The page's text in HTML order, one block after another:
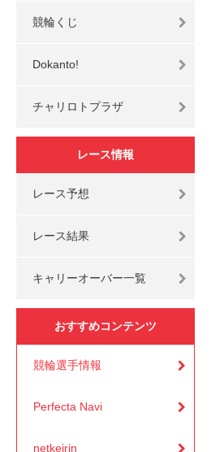
競輪くじ
Dokanto!
チャリロトプラザ
レース情報
レース予想
レース結果
キャリーオーバー一覧
おすすめコンテンツ
競輪選手情報
Perfecta Navi
netkeirin